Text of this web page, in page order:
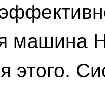
машина
этого.